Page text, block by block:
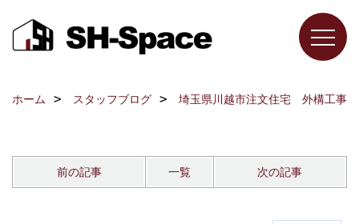
ホーム スタッフブログ 埼玉県川越市注文住宅 外構工事
前の記事 一覧 次の記事